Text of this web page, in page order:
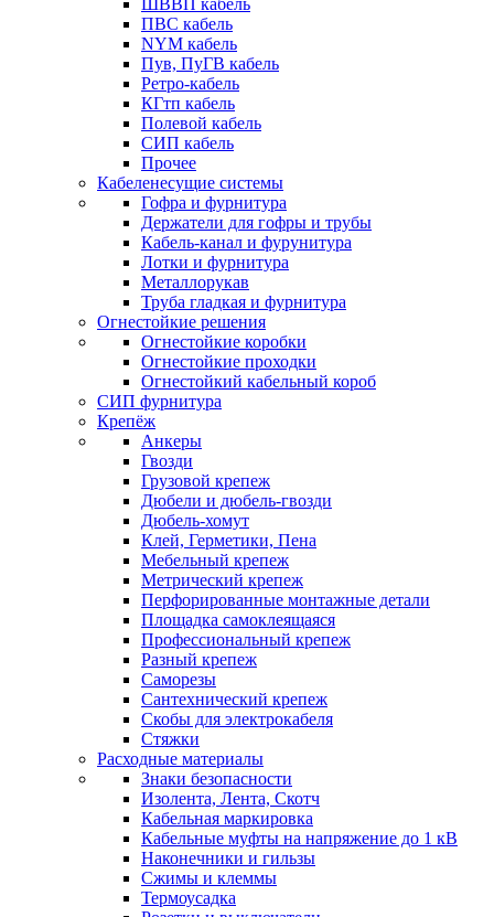
ШВВП кабель
ПВС кабель
NYM кабель
Пув, ПуГВ кабель
Ретро-кабель
КГтп кабель
Полевой кабель
СИП кабель
Прочее
Кабеленесущие системы
Гофра и фурнитура
Держатели для гофры и трубы
Кабель-канал и фурунитура
Лотки и фурнитура
Металлорукав
Труба гладкая и фурнитура
Огнестойкие решения
Огнестойкие коробки
Огнестойкие проходки
Огнестойкий кабельный короб
СИП фурнитура
Крепёж
Анкеры
Гвозди
Грузовой крепеж
Дюбели и дюбель-гвозди
Дюбель-хомут
Клей, Герметики, Пена
Мебельный крепеж
Метрический крепеж
Перфорированные монтажные детали
Площадка самоклеящаяся
Профессиональный крепеж
Разный крепеж
Саморезы
Сантехнический крепеж
Скобы для электрокабеля
Стяжки
Расходные материалы
Знаки безопасности
Изолента, Лента, Скотч
Кабельная маркировка
Кабельные муфты на напряжение до 1 кВ
Наконечники и гильзы
Сжимы и клеммы
Термоусадка